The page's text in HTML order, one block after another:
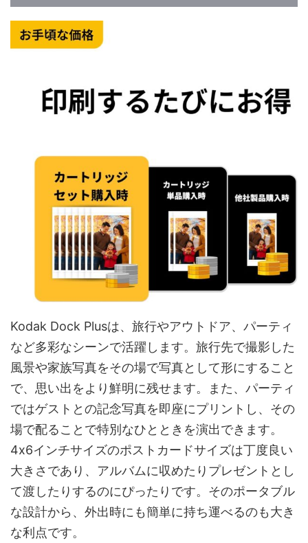
Kodak Dock Plusは、旅行やアウトドア、パーティ
など多彩なシーンで活躍します。旅行先で撮影した
風景や家族写真をその場で写真として形にすること
で、思い出をより鮮明に残せます。また、パーティ
ではゲストとの記念写真を即座にプリントし、その
場で配ることで特別なひとときを演出できます。
4x6インチサイズのポストカードサイズは丁度良い
大きさであり、アルバムに収めたりプレゼントとし
て渡したりするのにぴったりです。そのポータブル
な設計から、外出時にも簡単に持ち運べるのも大き
な利点です。